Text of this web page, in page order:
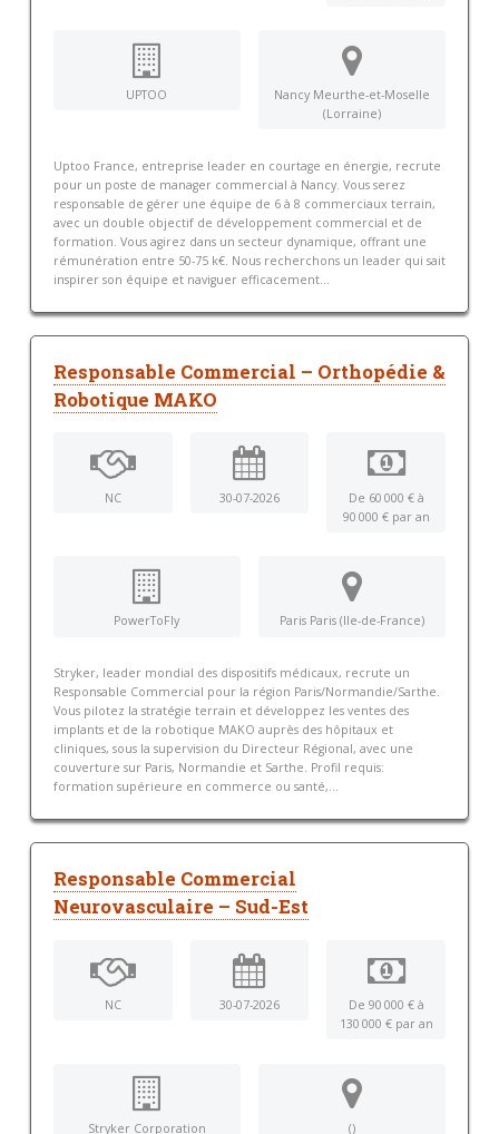
UPTOO
Nancy Meurthe-et-Moselle
(Lorraine)
Uptoo France, entreprise leader en courtage en énergie, recrute
pour un poste de manager commercial à Nancy. Vous serez
responsable de gérer une équipe de 6 à 8 commerciaux terrain,
avec un double objectif de développement commercial et de
formation. Vous agirez dans un secteur dynamique, offrant une
rémunération entre 50-75 k€. Nous recherchons un leader qui sait
inspirer son équipe et naviguer efficacement...
Responsable Commercial – Orthopédie &
Robotique MAKO
NC 30-07-2026
De 60 000 € à
90 000 € par an
PowerToFly Paris Paris (Ile-de-France)
Stryker, leader mondial des dispositifs médicaux, recrute un
Responsable Commercial pour la région Paris/Normandie/Sarthe.
Vous pilotez la stratégie terrain et développez les ventes des
implants et de la robotique MAKO auprès des hôpitaux et
cliniques, sous la supervision du Directeur Régional, avec une
couverture sur Paris, Normandie et Sarthe. Profil requis:
formation supérieure en commerce ou santé,...
Responsable Commercial
Neurovasculaire – Sud-Est
NC 30-07-2026
De 90 000 € à
130 000 € par an
Stryker Corporation ()